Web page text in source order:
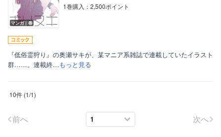
マンガ｜巻
1巻購入：2,500ポイント
『低俗霊狩り』の奥瀬サキが、某マニア系雑誌で連載していたイラスト
群……。連載終…もっと見る
10件 (1/1)
前へ 次へ